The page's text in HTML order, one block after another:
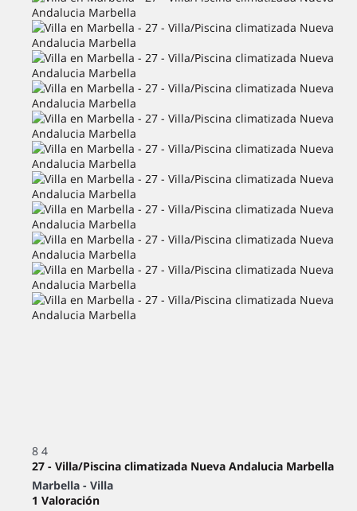
8 4
27 - Villa/Piscina climatizada Nueva Andalucia Marbella
Marbella - Villa
1 Valoración